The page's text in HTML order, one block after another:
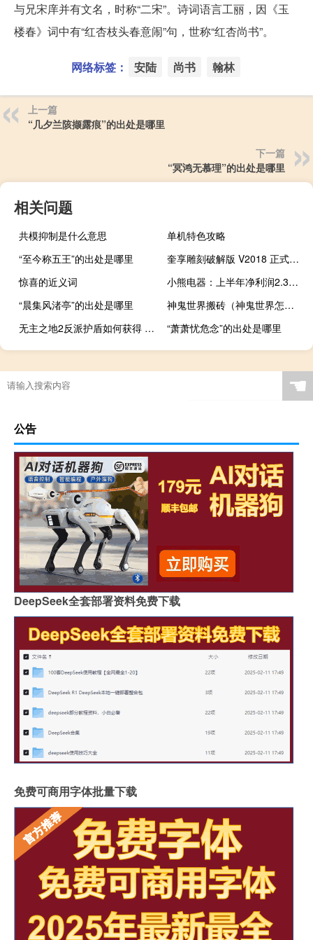
与兄宋庠并有文名，时称“二宋”。诗词语言工丽，因《玉
楼春》词中有“红杏枝头春意闹”句，世称“红杏尚书”。
网络标签： 安陆 尚书 翰林
上一篇
“几夕兰陔撷露痕”的出处是哪里
下一篇
“冥鸿无慕理”的出处是哪里
相关问题
共模抑制是什么意思
单机特色攻略
“至今称五王”的出处是哪里
奎享雕刻破解版 V2018 正式版（奎享雕刻破解版 V2018 正式版功能简介）
惊喜的近义词
小熊电器：上半年净利润2.37亿元同比增长59.66%
“晨集风渚亭”的出处是哪里
神鬼世界搬砖（神鬼世界怎么赚钱）
无主之地2反派护盾如何获得 无主之地2支线任务
“萧萧忧危念”的出处是哪里
☚
公告
DeepSeek全套部署资料免费下载
免费可商用字体批量下载